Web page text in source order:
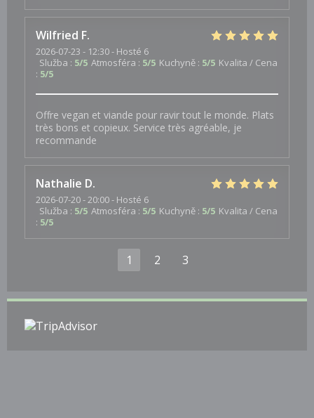
Wilfried F
2026-07-23 - 12:30 - Hosté 6
Služba : 5/5 Atmosféra : 5/5 Kuchyně : 5/5 Kvalita / Cena
: 5/5
Offre vegan et viande pour ravir tout le monde. Plats
très bons et copieux. Service très agréable, je
recommande
Nathalie D
2026-07-20- 20:00 - Hosté 6
Služba : 5/5 Atmosféra : 5/5 Kuchyně : 5/5 Kvalita / Cena
: 5/5
1 2 3